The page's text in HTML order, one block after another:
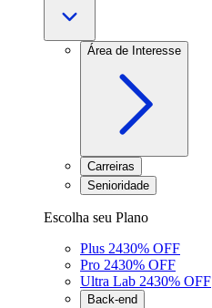
Área de Interesse
Carreiras
Senioridade
Escolha seu Plano
Plus 2430% OFF
Pro 2430% OFF
Ultra Lab 2430% OFF
Back-end